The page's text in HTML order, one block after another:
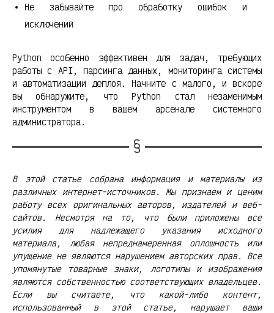
Не забывайте про обработку ошибок и
исключений
Python особенно эффективен для задач, требующих
работы с API, парсинга данных, мониторинга системы
и автоматизации деплоя. Начните с малого, и вскоре
вы обнаружите, что Python стал незаменимым
инструментом в вашем арсенале системного
администратора.
В этой статье собрана информация и материалы из
различных интернет-источников. Мы признаем и ценим
работу всех оригинальных авторов, издателей и веб-
сайтов. Несмотря на то, что были приложены все
усилия для надлежащего указания исходного
материала, любая непреднамеренная оплошность или
упущение не являются нарушением авторских прав. Все
упомянутые товарные знаки, логотипы и изображения
являются собственностью соответствующих владельцев.
Если вы считаете, что какой-либо контент,
использованный в этой статье, нарушает ваши